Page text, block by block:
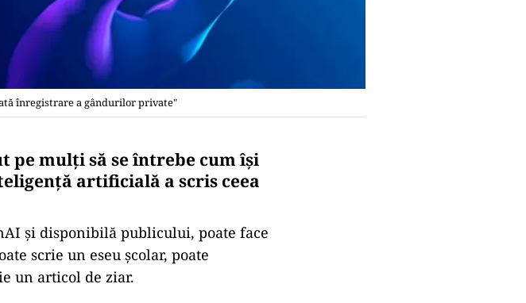
înregistrare a gândurilor private"
pe mulți să se întrebe cum își
artificială a scris ceea
și disponibilă publicului, poate face
scrie un eseu școlar, poate
un articol de ziar.